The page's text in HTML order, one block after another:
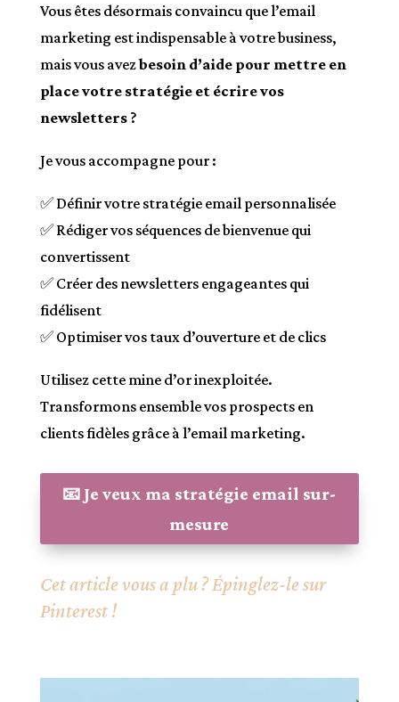
Vous êtes désormais convaincu que l’email
marketing est indispensable à votre business,
mais vous avezbesoin d’aide pour mettre en
place votre stratégie et écrire vos
newsletters?
Je vous accompagne pour :
✅ Définir votre stratégie email personnalisée
✅ Rédiger vos séquences de bienvenue qui
convertissent
✅ Créer des newsletters engageantes qui
fidélisent
✅ Optimiser vos taux d’ouverture et de clics
Utilisez cette mine d’or inexploitée.
Transformons ensemble vos prospects en
clients fidèles grâce à l’email marketing.
📧 Je veux ma stratégie email sur-
mesure
Cet article vous a plu ? Épinglez-le sur
Pinterest !